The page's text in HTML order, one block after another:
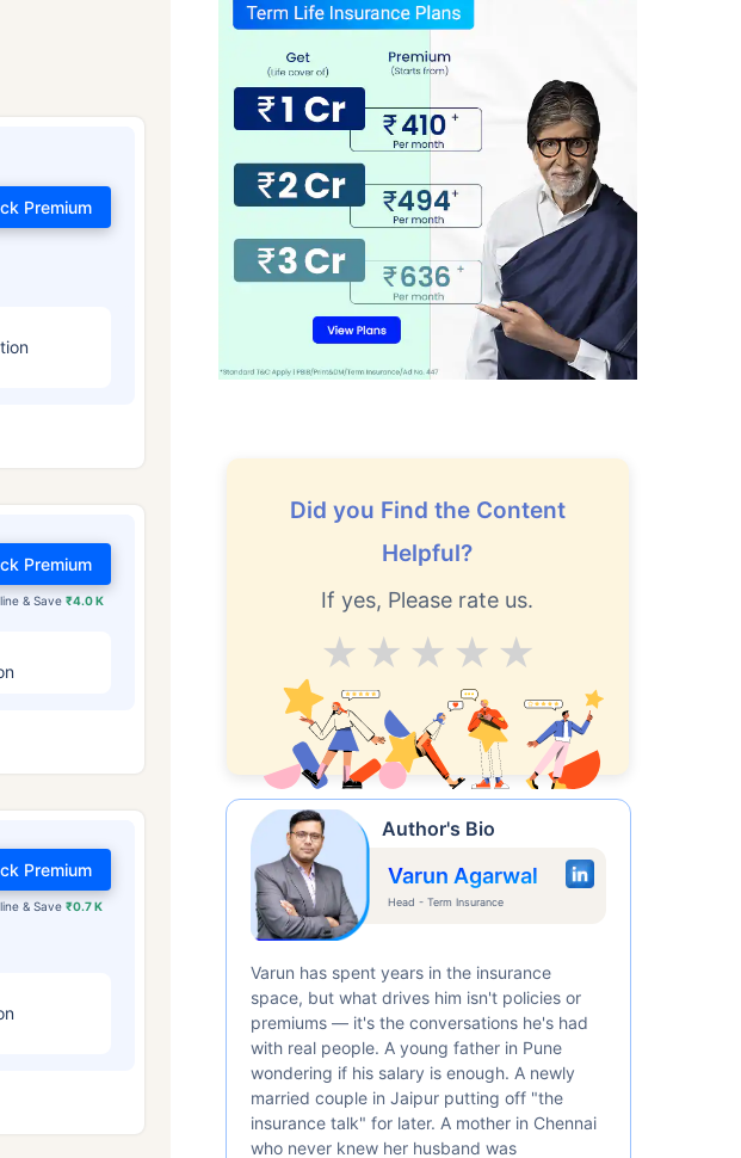
Premium
& Save ₹4.0 K
Premium
& Save₹0.7 K
Premium
Did you Find the Content
Helpful?
If yes, Please rate us.
Excellent
V.Good
Good
Average
Author's Bio
Varun Agarwal
Head - Term Insurance
Varun has spent years in the insurance
space, but what drives him isn't policies or
premiums — it's the conversations he's had
with real people. A young father in Pune
wondering if his salary is enough. A newly
married couple in Jaipur putting off "the
insurance talk" for later. A mother in Chennai
who never knew her husband was